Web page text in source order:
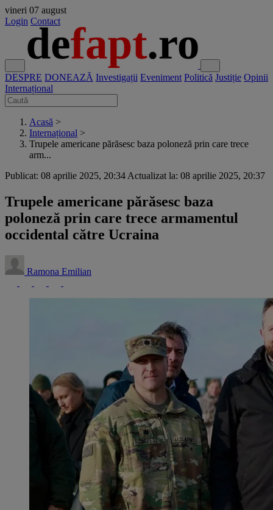
vineri 07 august
Login Contact
DESPRE DONEAZĂ Investigații Eveniment Politică Justiție Opinii
Internațional
Acasă >
Internațional >
Trupele americane părăsesc baza poloneză prin care trece
arm...
Publicat: 08 aprilie 2025, 20:34 Actualizat la: 08 aprilie 2025, 20:37
Trupele americane părăsesc baza
poloneză prin care trece armamentul
occidental către Ucraina
Ramona Emilian